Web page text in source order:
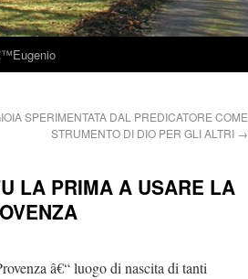
SPERIMENTATA DAL PREDICATORE COME
STRUMENTO DI DIO PER GLI ALTRI →
LA PRIMA A USARE LA
â€“ luogo di nascita di tanti